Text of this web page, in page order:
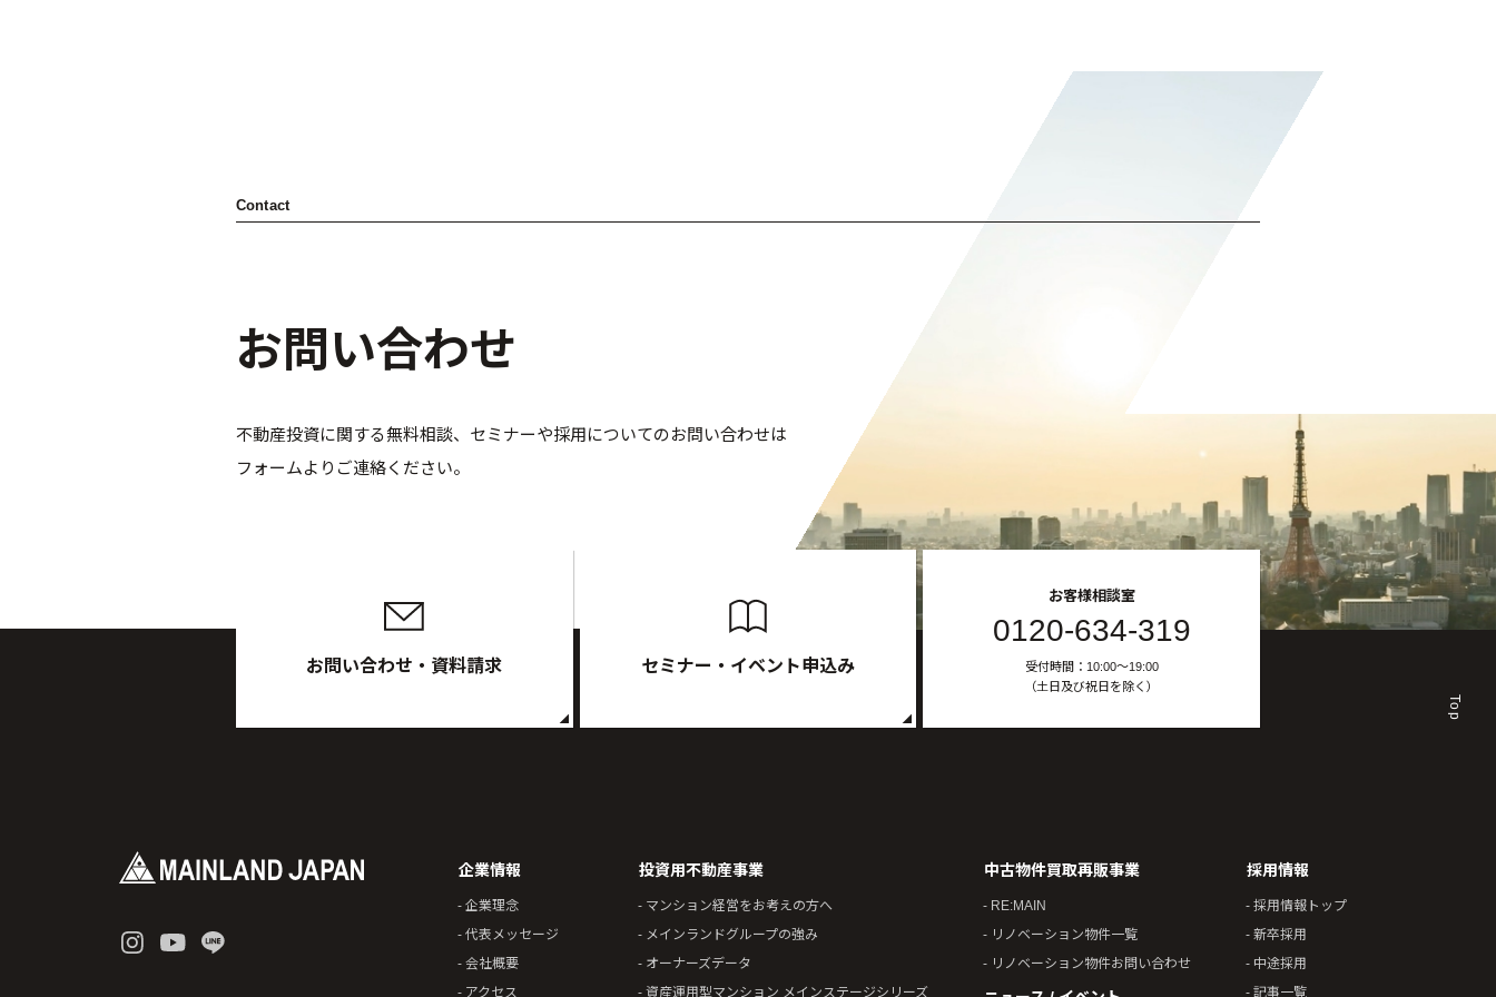
Contact
お問い合わせ
不動産投資に関する無料相談、セミナーや採用についてのお問い合わせは
フォームよりご連絡ください。
お問い合わせ・資料請求 セミナー・イベント申込み
お客様相談室
0120-634-319
受付時間：10:00〜19:00
（土日及び祝日を除く）
企業情報
- 企業理念
- 代表メッセージ
- 会社概要
- アクセス
投資用不動産事業
- マンション経営をお考えの方へ
- メインランドグループの強み
- オーナーズデータ
- 資産運用型マンション メインステージシリーズ
中古物件買取再販事業
- RE:MAIN
- リノベーション物件一覧
- リノベーション物件お問い合わせ
採用情報
- 採用情報トップ
- 新卒採用
- 中途採用
- 記事一覧
Top